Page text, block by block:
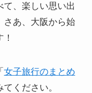
て、楽しい思い出
さあ、大阪から始
女子旅行のまとめ
ください。